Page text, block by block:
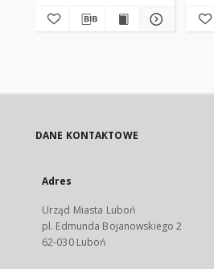
DANE KONTAKTOWE
Adres
Urząd Miasta Luboń
pl. Edmunda Bojanowskiego 2
62-030 Luboń